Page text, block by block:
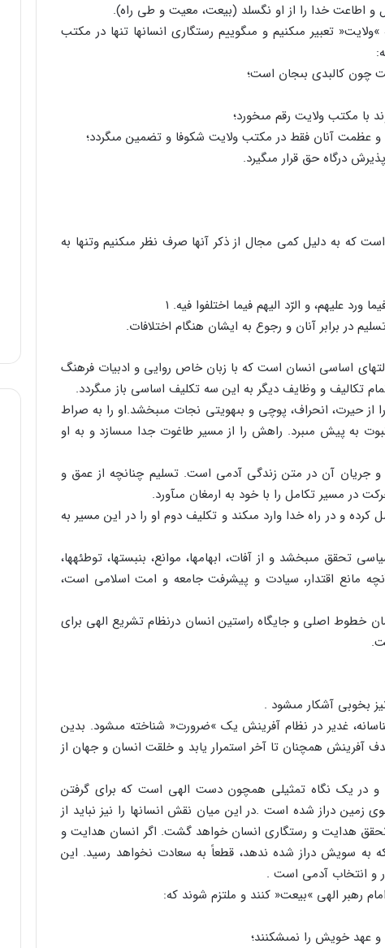
اطاعت خدا را از او نگسلد (بیعت، معیت و طى راه).
تعبیر مى‏کنیم و مى‏گوییم رستگارى انسان‏ها تنها در مکتب
چون کالبدى بى‏جان است؛
با مکتب ولایت رقم مى‏خورد؛
عظمت آنان فقط در مکتب ولایت شکوفا و تضمین مى‏گردد؛
درگاه حق قرار مى‏گیرد.
که به دلیل کمى مجال از ذکر آنها صرف نظر مى‏کنیم وتنها به
ورد علیهم، و الرّد الیهم فیما اختلفوا فیه. ۱
در برابر آنان و رجوع به ایشان هنگام اختلافات.
اساسى انسان است که با زبان خاص روایى و ادبیات فرهنگ
تکالیف و وظایف دیگر به این سه تکلیف اساسى باز مى‏گردد.
حیرت، انحراف، پوچى و بى‏هویتى نجات مى‏بخشد.او را به صراط
به پیش مى‏برد. راهش را از مسیر طاغوت جدا مى‏سازد و به او
جریان آن در متن زندگى آدمى است. تسلیم چنانچه از عمق و
در مسیر تکامل را با خود به ارمغان مى‏آورد.
و در راه خدا وارد مى‏کند و تکلیف دوم او را در این مسیر به
تحقق مى‏بخشد و از آفات، ابهام‏ها، موانع، بن‏بست‏ها، توطئه‏ها،
مانع اقتدار، سیادت و پیشرفت جامعه و امت اسلامى است،
خطوط اصلى و جایگاه راستین انسان درنظام تشریع الهى براى
بخوبى آشکار مى‏شود .
غدیر در نظام آفرینش یک »ضرورت« شناخته مى‏شود. بدین
آفرینش همچنان تا آخر استمرار یابد و خلقت انسان و جهان از
و در یک نگاه تمثیلى همچون دست الهى است که براى گرفتن
دراز شده است .در این میان نقش انسان‏ها را نیز نباید از
هدایت و رستگارى انسان خواهد گشت. اگر انسان هدایت و
به سویش دراز شده ندهد، قطعاً به سعادت نخواهد رسید. این
و انتخاب آدمى است .
رهبر الهى »بیعت« کنند و ملتزم شوند که:
عهد خویش را نمى‏شکنند؛